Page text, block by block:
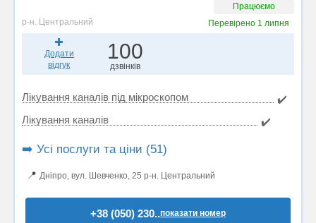
Працюємо
р-н. Центральний
Перевірено 1 липня
Додати
відгук
100
дзвінків
Лікування каналів під мікроскопом
✔️
Лікування каналів
✔️
➡️ Усі послуги та ціни (51)
📍 Дніпро, вул. Шевченко, 25 р-н. Центральний
+38 (050) 230..показати номер